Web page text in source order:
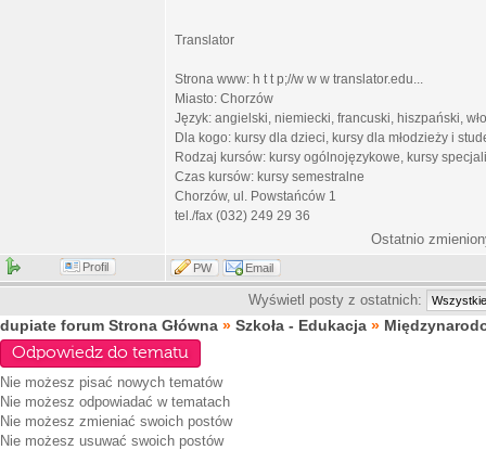
Translator
Strona www: h t t p;//w w w translator.edu...
Miasto: Chorzów
Język: angielski, niemiecki, francuski, hiszpański,
Dla kogo: kursy dla dzieci, kursy dla młodzieży i
Rodzaj kursów: kursy ogólnojęzykowe, kursy
Czas kursów: kursy semestralne
Chorzów, ul. Powstańców 1
tel./fax (032) 249 29 36
Ostatnio
Profil PW Email
Wyświetl posty z ostatnich:
dupiate forum Strona Główna » Szkoła - Edukacja »
Odpowiedz do tematu
Nie możesz pisać nowych tematów
Nie możesz odpowiadać w tematach
Nie możesz zmieniać swoich postów
Nie możesz usuwać swoich postów